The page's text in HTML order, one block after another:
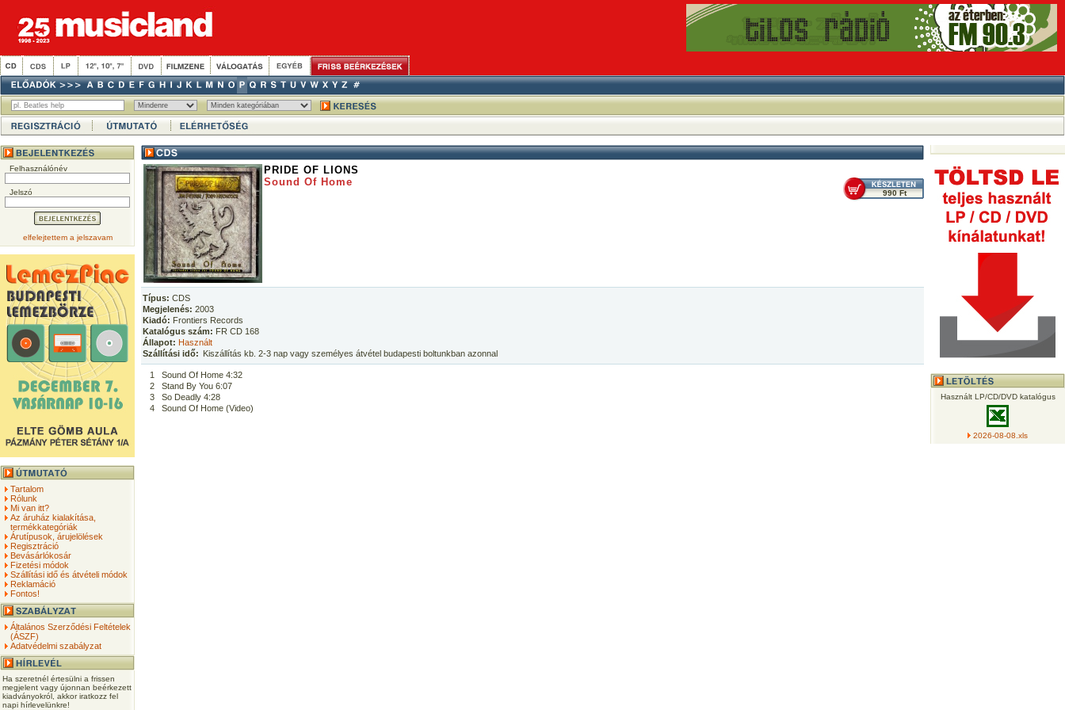
Felhasználónév
Jelszó
elfelejtettem a jelszavam
Tartalom
Rólunk
Mi van itt?
Az áruház kialakítása,
termékkategóriák
Árutípusok, árujelölések
Regisztráció
Bevásárlókosár
Fizetési módok
Szállítási idő és átvételi módok
Reklamáció
Fontos!
Általános Szerződési Feltételek
(ÁSZF)
Adatvédelmi szabályzat
Ha szeretnél értesülni a frissen
megjelent vagy újonnan beérkezett
kiadványokról, akkor iratkozz fel
napi hírlevelünkre!
PRIDE OF LIONS
Sound Of Home
990 Ft
Típus: CDS
Megjelenés: 2003
Kiadó: Frontiers Records
Katalógus szám: FR CD 168
Állapot: Használt
Szállítási idő: Kiszállítás kb. 2-3 nap vagy személyes átvétel budapesti boltunkban azonnal
1
Sound Of Home 4:32
2
Stand By You 6:07
3
So Deadly 4:28
4
Sound Of Home (Video)
Használt LP/CD/DVD katalógus
2026-08-08.xls